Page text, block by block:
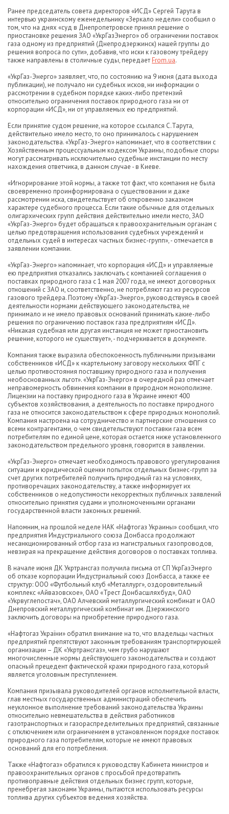
Ранее председатель совета директоров «ИСД» Сергей Тарута в
интервью украинскому еженедельнику «Зеркало недели» сообщил о
том, что на днях «суд в Днепропетровске принял решение о
приостановке решения ЗАО «УкрГазЭнерго» об ограничении поставок
газа одному из предприятий (Днепродзержинск) нашей группы до
решения вопроса по сути», добавив, что иски к газовому трейдеру
также направлены в столичные суды, передаетFrom.ua.
«УкрГаз-Энерго» заявляет, что, по состоянию на 9 июня (дата выхода
публикации), не получало ни судебных исков, ни информации о
рассмотрении в судебном порядке каких-либо претензий
относительно ограничения поставок природного газа ни от
корпорации «ИСД», ни от управляемых ею предприятий.
Если принятие судом решение, на которое ссылался С.Тарута,
действительно имело место, то оно принималось с нарушением
законодательства. «УкрГаз-Энерго» напоминает, что в соответствии с
Хозяйственным процессуальным кодексом Украины, подобные споры
могут рассматривать исключительно судебные инстанции по месту
нахождения ответчика, в данном случае - в Киеве.
«Игнорирование этой нормы, а также тот факт, что компания не была
своевременно проинформирована о существовании и даже
рассмотрении иска, свидетельствует об откровенно заказном
характере судебного процесса. Если такие обычные для отдельных
олигархических групп действия действительно имели место, ЗАО
«УкрГаз-Энерго» будет обращаться к правоохранительным органам с
целью предотвращения использования судебных учреждений и
отдельных судей в интересах частных бизнес-групп», - отмечается в
заявлении компании.
«УкрГаз-Энерго» напоминает, что корпорация «ИСД» и управляемые
ею предприятия отказались заключать с компанией соглашения о
поставках природного газа с 1 мая 2007 года, не имеют договорных
отношений с ЗАО и, соответственно, не потребляют газ из ресурсов
газового трейдера. Поэтому «УкрГаз-Энерго», руководствуясь в своей
деятельности нормами действующего законодательства, не
принимало и не имело правовых оснований принимать какие-либо
решения по ограничению поставок газа предприятиям «ИСД».
«Никакая судебная или другая инстанция не может приостановить
решение, которого не существует», - подчеркивается в документе.
Компания также выразила обеспокоенность публичными призывами
собственников «ИСД» к «картельному заговору нескольких ФПГ с
целью противостояния поставщику природного газа и получения
необоснованных льгот». «УкрГаз-Энерго» в очередной раз отмечает
неправомерность обвинения компании в природном монополизме.
Лицензии на поставку природного газа в Украине имеют 400
субъектов хозяйствования, а деятельность по поставке природного
газа не относится законодательством к сфере природных монополий.
Компания настроена на сотрудничество и партнерские отношения со
всеми контрагентами, о чем свидетельствуют поставки газа всем
потребителям по единой цене, которая остается ниже установленного
законодательством предельного уровня, говорится в заявлении.
«УкрГаз-Энерго» отмечает необходимость правового урегулирования
ситуации и юридической оценки попыток отдельных бизнес-групп за
счет других потребителей получить природный газ на условиях,
противоречащих законодательству, а также информирует их
собственников о недопустимости некорректных публичных заявлений
относительно принятия судами и уполномоченными органами
государственной власти законных решений.
Напомним, на прошлой неделе НАК «Нафтогаз Украины» сообщил, что
предприятия Индустриального союза Донбасса продолжают
несанкционированный отбор газа из магистральных газопроводов,
невзирая на прекращение действия договоров о поставках топлива.
В начале июня ДК Укртрансгаз получила письма от СП УкрГазЭнерго
об отказе корпорации Индустриальный союз Донбасса, а также ее
структур: ООО «Футбольный клуб «Металлург», оздоровительный
комплекс «Айвазовское», ОАО «Трест Донбасшляхбуд», ОАО
«Укрвуглепостач», ОАО Алчевский металлургический комбинат и ОАО
Днепровский металлургический комбинат им. Дзержинского
заключить договоры на приобретение природного газа.
«Нафтогаз України» обратил внимание на то, что владельцы частных
предприятий препятствуют законным требованиям транспортирующей
организации – ДК «Укртрансгаз», чем грубо нарушают
многочисленные нормы действующего законодательства и создают
опасный прецедент фактической кражи природного газа, который
является уголовным преступлением.
Компания призывала руководителей органов исполнительной власти,
глав местных государственных администраций обеспечить
неуклонное выполнение требований законодательства Украины
относительно невмешательства в действия работников
газотранспортных и газораспределительных предприятий, связанные
с отключением или ограничением в установленном порядке поставок
природного газа потребителям, которые не имеют правовых
оснований для его потребления.
Также «Нафтогаз» обратился к руководству Кабинета министров и
правоохранительных органов с просьбой предотвратить
противоправные действия отдельных бизнес групп, которые,
пренебрегая законами Украины, пытаются использовать ресурсы
топлива других субъектов ведения хозяйства.